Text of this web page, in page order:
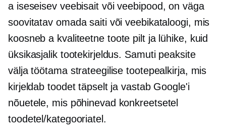
a iseseisevveebisait või veebipood, on väga
soovitatav omada saiti või veebikataloogi, mis
koosneb a kvaliteetnetoote pilt ja lühike, kuid
üksikasjalik tootekirjeldus. Samuti peaksite
välja töötama strateegilise tootepealkirja, mis
kirjeldab toodet täpselt ja vastab Google'i
nõuetele, mis põhinevad konkreetsetel
toodetel/kategooriatel.